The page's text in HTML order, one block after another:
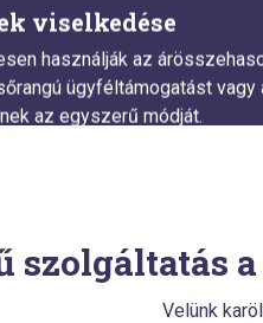
viselkedése
használják az
ügyféltámogatást vagy
az egyszerű módját.
szolgáltatás
Velünk